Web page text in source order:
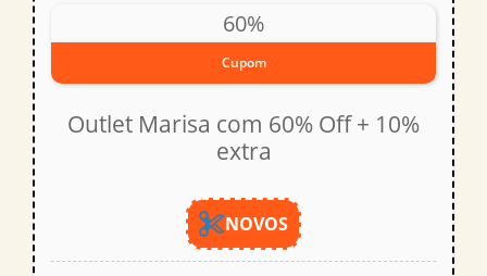
60%
Cupom
Outlet Marisa com 60% Off + 10%
extra
NOVOS